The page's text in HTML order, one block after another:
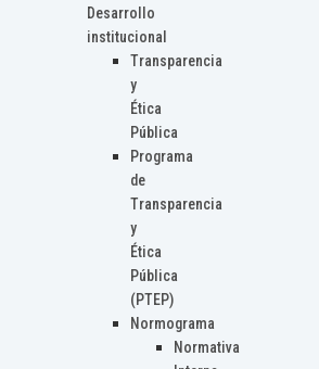
Desarrollo
institucional
Transparencia
y
Ética
Pública
Programa
de
Transparencia
y
Ética
Pública
(PTEP)
Normograma
Normativa